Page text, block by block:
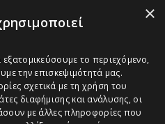
Παπαδάκη 12, T.K.:
×
το περιεχόμενο,
την επισκεψιμότητά μας.
σχετικά με τη χρήση του
διαφήμισης και ανάλυσης, οι
με άλλες πληροφορίες που